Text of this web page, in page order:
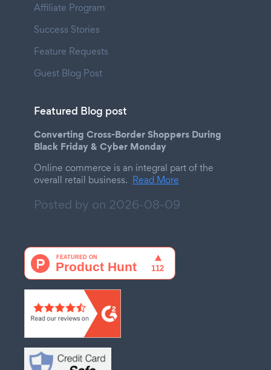
Affiliate Program
Success Stories
Feature Requests
Guest Blog Post
Featured Blog post
Converting Cross-Border Shoppers During
Black Friday & Cyber Monday
Online commerce is an integral part of the
overall retail business. Read More
Posted by on 2026-08-09